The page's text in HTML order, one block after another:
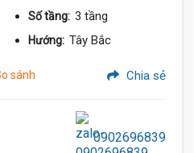
Số tầng: 3 tầng
Hướng: Tây Bắc
sánh Chia sẻ
0902696839